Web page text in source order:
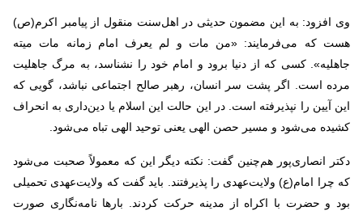
وی افزود: به این مضمون حدیثی در اهل‌سنت منقول از پیامبر اکرم(ص)
هست که می‌فرمایند: «من مات و لم یعرف امام زمانه مات میته
جاهلیه». کسی که از دنیا برود و امام خود را نشناسد، به مرگ جاهلیت
مرده است. اگر پشت سر انسان، رهبر صالح اجتماعی نباشد، گویی که
این آیین را نپذیرفته است. در این حالت این اسلام یا دین‌داری به انحراف
کشیده می‌شود و مسیر حصن الهی یعنی توحید الهی تباه می‌شود.
دکتر انصاری‌پور هم‌چنین گفت: نکته دیگر این که معمولاً صحبت می‌شود
که چرا امام(ع) ولایت‌عهدی را پذیرفتند. باید گفت که ولایت‌عهدی تحمیلی
بود و حضرت با اکراه از مدینه حرکت کردند. بارها نامه‌نگاری صورت